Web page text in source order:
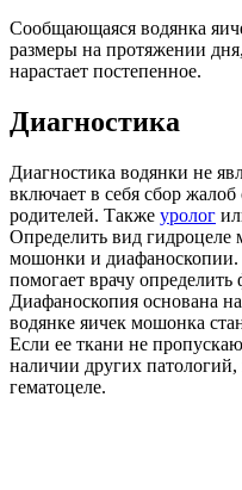
Сообщающаяся водянка
размеры на протяжении
нарастает постепенное.
Диагностика
Диагностика водянки не
включает в себя сбор
родителей. Также уролог
Определить вид
мошонки и
помогает врачу
Диафаноскопия основана
водянке яичек мошонка
Если ее ткани не
наличии других
гематоцеле.